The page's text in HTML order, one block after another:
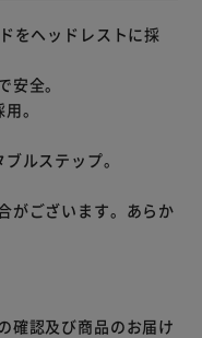
をヘッドレストに採
全。
。
ルステップ。
がございます。あらか
確認及び商品のお届け